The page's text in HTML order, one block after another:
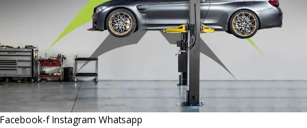
Facebook-fInstagram Whatsapp